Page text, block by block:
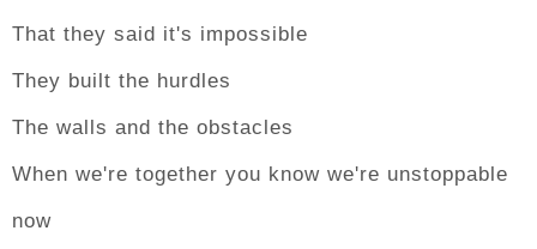
That they said it's impossible
They built the hurdles
The walls and the obstacles
When we're together you know we're unstoppable
now